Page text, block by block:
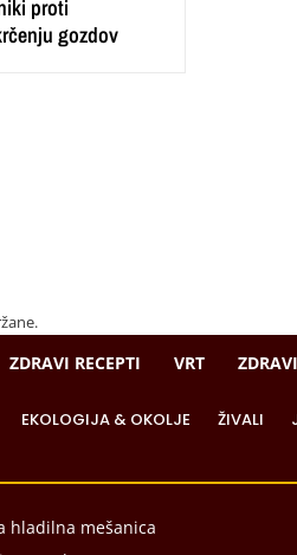
proti
gozdov
ZDRAVI RECEPTI VRT
EKOLOGIJA & OKOLJE ŽIVALI
hladilna mešanica